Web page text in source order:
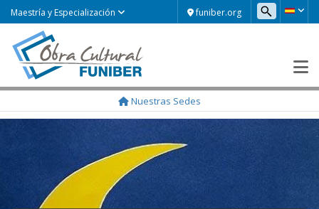
funiber.org
Maestría y Especialización
Nuestras Sedes